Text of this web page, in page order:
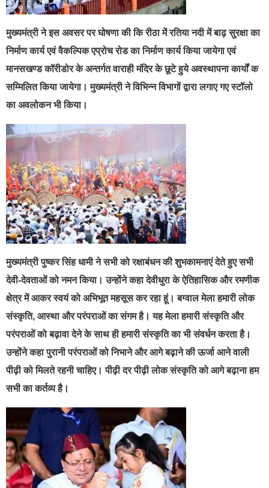
मुख्यमंत्री ने इस अवसर पर घोषणा की कि रीठा में रतिया नदी में बाढ़ सुरक्षा का
निर्माण कार्य एवं वैकल्पिक एप्रोच रोड का निर्माण कार्य किया जायेगा एवं
मानसखण्ड कॉरीडोर के अन्तर्गत वाराही मंदिर के छूटे हुये अवस्थापना कार्यों क
सम्मिलित किया जायेगा। मुख्यमंत्री ने विभिन्न विभागों द्वारा लगाए गए स्टॉलो
का अवलोकन भी किया।
मुख्यमंत्री पुष्कर सिंह धामी ने सभी को रक्षाबंधन की शुभकामनाएं देते हुए सभी
देवी-देवताओं को नमन किया। उन्होंने कहा देवीधुरा के ऐतिहासिक और रमणीक
क्षेत्र में आकर स्वयं को अभिभूत महसूस कर रहा हूं। बग्वाल मेला हमारी लोक
संस्कृति, आस्था और परंपराओं का संगम है। यह मेला हमारी संस्कृति और
परंपराओं को बढ़ावा देने के साथ ही हमारी संस्कृति का भी संवर्धन करता है।
उन्होंने कहा पुरानी परंपराओं को निभाने और आगे बढ़ाने की ऊर्जा आने वाली
पीढ़ी को मिलते रहनी चाहिए। पीढ़ी दर पीढ़ी लोक संस्कृति को आगे बढ़ाना हम
सभी का कर्तव्य है।